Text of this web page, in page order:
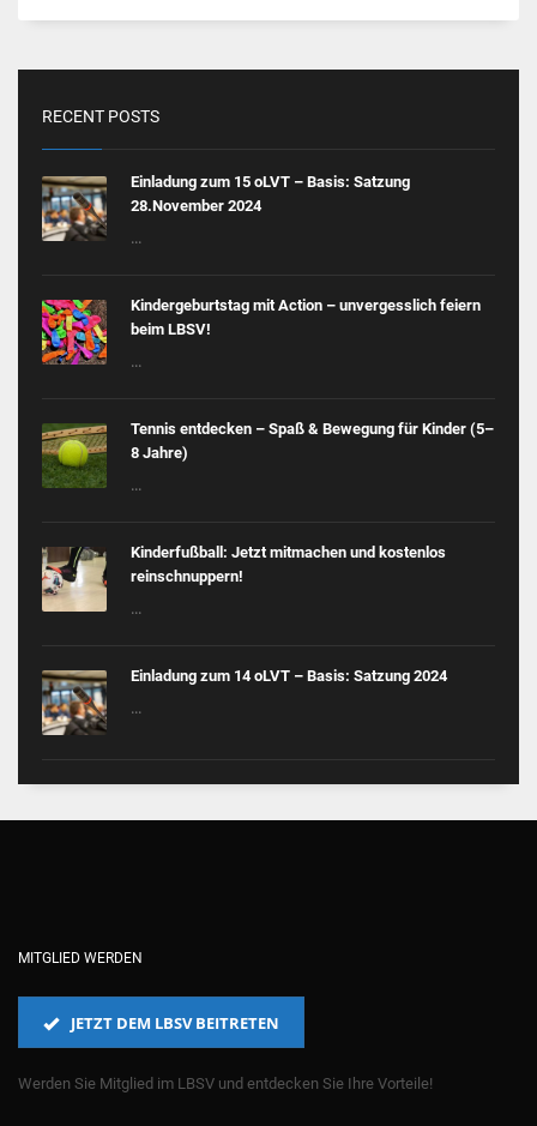
RECENT POSTS
Einladung zum 15 oLVT – Basis: Satzung
28.November 2024
...
Kindergeburtstag mit Action – unvergesslich feiern
beim LBSV!
...
Tennis entdecken – Spaß & Bewegung für Kinder (5–
8 Jahre)
...
Kinderfußball: Jetzt mitmachen und kostenlos
reinschnuppern!
...
Einladung zum 14 oLVT – Basis: Satzung 2024
...
MITGLIED WERDEN
JETZT DEM LBSV BEITRETEN
Werden Sie Mitglied im LBSV und entdecken Sie Ihre Vorteile!